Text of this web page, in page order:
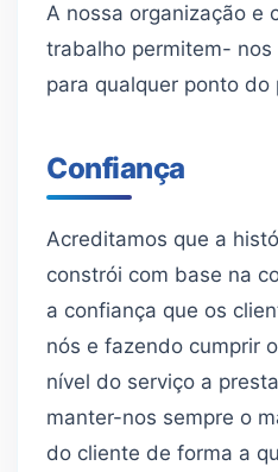
A nossa organização e
trabalho permitem-
para qualquer ponto do
Confiança
Acreditamos que a
constrói com base na
a confiança que os
nós e fazendo cumprir
nível do serviço a
manter-nos sempre o
do cliente de forma a